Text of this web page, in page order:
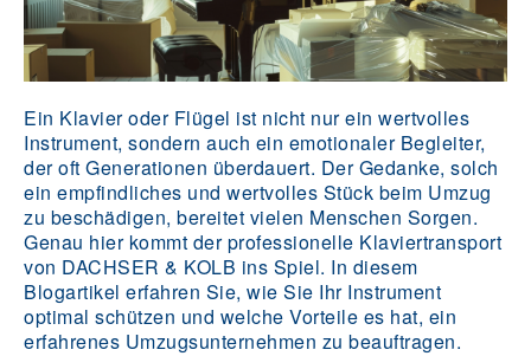
Ein Klavier oder Flügel ist nicht nur ein wertvolles
Instrument, sondern auch ein emotionaler Begleiter,
der oft Generationen überdauert. Der Gedanke, solch
ein empfindliches und wertvolles Stück beim Umzug
zu beschädigen, bereitet vielen Menschen Sorgen.
Genau hier kommt der professionelle Klaviertransport
von DACHSER & KOLB ins Spiel. In diesem
Blogartikel erfahren Sie, wie Sie Ihr Instrument
optimal schützen und welche Vorteile es hat, ein
erfahrenes Umzugsunternehmen zu beauftragen.